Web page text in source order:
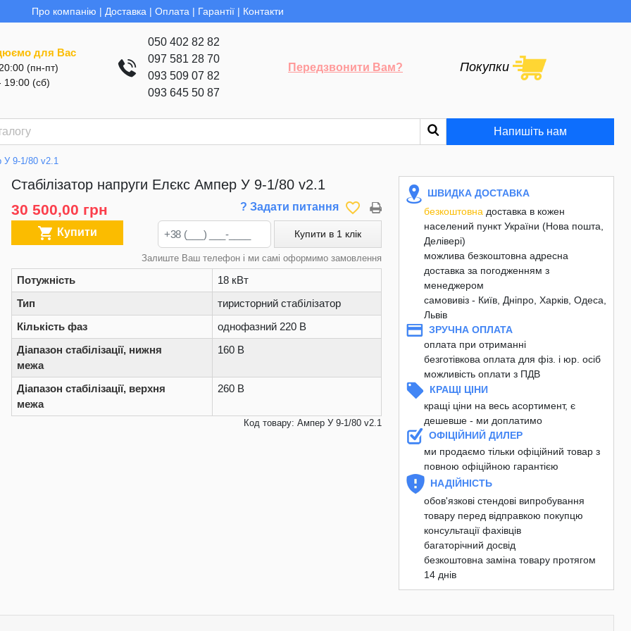
Про компанію | Доставка | Оплата | Гарантії | Контакти
для Вас
(пн-пт)
19:00 (сб)
050 402 82 82
097 581 28 70
093 509 07 82
093 645 50 87
Передзвонити Вам? Покупки
Напишіть нам
У 9-1/80 v2.1
Стабілізатор напруги Елєкс Ампер У 9-1/80 v2.1
30 500,00 грн ? Задати питання favorite_border
 Купити Купити в 1 клік
Залиште Ваш телефон і ми самі оформимо замовлення
Потужність
18 кВт
Тип
тиристорний стабілізатор
Кількість фаз
однофазний 220 В
Діапазон стабілізації, нижня
межа
160 В
Діапазон стабілізації, верхня
межа
260 В
Код товару: Ампер У 9-1/80 v2.1
ШВИДКА ДОСТАВКА
безкоштовна доставка в кожен
населений пункт України (Нова пошта,
Делівері)
можлива безкоштовна адресна
доставка за погодженням з
менеджером
самовивіз - Київ, Дніпро, Харків, Одеса,
Львів
ЗРУЧНА ОПЛАТА
оплата при отриманні
безготівкова оплата для фіз. і юр. осіб
можливість оплати з ПДВ
КРАЩІ ЦІНИ
кращі ціни на весь асортимент, є
дешевше - ми доплатимо
ОФІЦІЙНИЙ ДИЛЕР
ми продаємо тільки офіційний товар з
повною офіційною гарантією
НАДІЙНІСТЬ
обов'язкові стендові випробування
товару перед відправкою покупцю
консультації фахівців
багаторічний досвід
безкоштовна заміна товару протягом
14 днів